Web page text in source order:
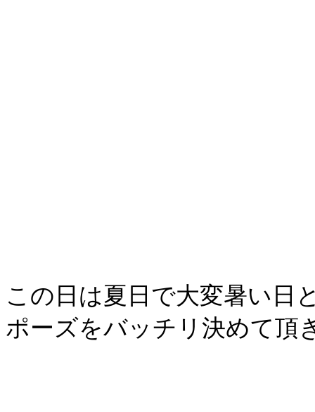
この日は夏日で大変暑い日
ポーズをバッチリ決めて頂